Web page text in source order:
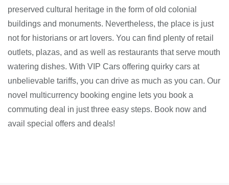
preserved cultural heritage in the form of old colonial
buildings and monuments. Nevertheless, the place is just
not for historians or art lovers. You can find plenty of retail
outlets, plazas, and as well as restaurants that serve mouth
watering dishes. With VIP Cars offering quirky cars at
unbelievable tariffs, you can drive as much as you can. Our
novel multicurrency booking engine lets you book a
commuting deal in just three easy steps. Book now and
avail special offers and deals!